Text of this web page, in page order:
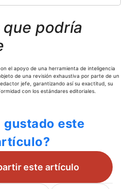
podría
el apoyo de una herramienta de inteligencia
de una revisión exhaustiva por parte de un
jefe, garantizando así su exactitud, su
con los estándares editoriales.
gustado este
este artículo